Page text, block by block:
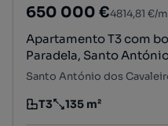
650 000 €4814,81 €/
Apartamento T3 com
Paradela, Santo
Tipologia
T3
Preço por metro quadrado
135 m²